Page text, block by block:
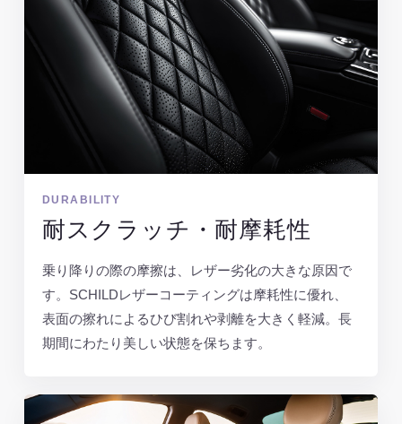
DURABILITY
耐スクラッチ・耐摩耗性
乗り降りの際の摩擦は、レザー劣化の大きな原因で
す。SCHILDレザーコーティングは摩耗性に優れ、
表面の擦れによるひび割れや剥離を大きく軽減。長
期間にわたり美しい状態を保ちます。